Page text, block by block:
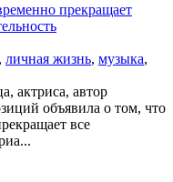
прекращает
, личная жизнь, музыка,
актриса, автор
объявила о том, что
все